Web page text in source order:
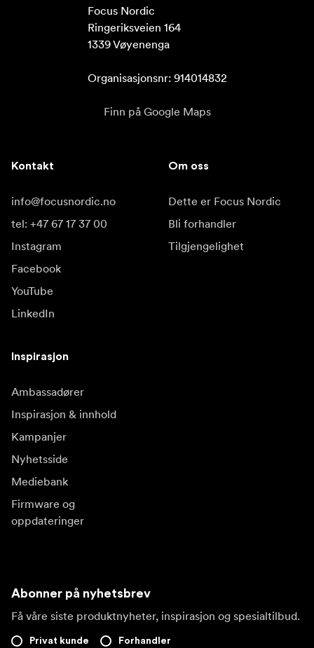
Focus Nordic
Ringeriksveien 164
1339 Vøyenenga
Organisasjonsnr: 914014832
Finn på Google Maps
Kontakt
info@focusnordic.no
tel: +47 67 17 37 00
Instagram
Facebook
YouTube
LinkedIn
Om oss
Dette er Focus Nordic
Bli forhandler
Tilgjengelighet
Inspirasjon
Ambassadører
Inspirasjon & innhold
Kampanjer
Nyhetsside
Mediebank
Firmware og
oppdateringer
Abonner på nyhetsbrev
Få våre siste produktnyheter, inspirasjon og spesialtilbud.
Privat kunde Forhandler